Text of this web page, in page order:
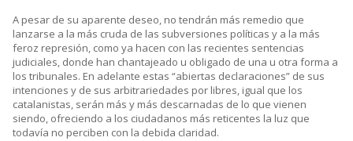
A pesar de su aparente deseo, no tendrán más remedio que
lanzarse a la más cruda de las subversiones políticas y a la más
feroz represión, como ya hacen con las recientes sentencias
judiciales, donde han chantajeado u obligado de una u otra forma a
los tribunales. En adelante estas “abiertas declaraciones” de sus
intenciones y de sus arbitrariedades por libres, igual que los
catalanistas, serán más y más descarnadas de lo que vienen
siendo, ofreciendo a los ciudadanos más reticentes la luz que
todavía no perciben con la debida claridad.